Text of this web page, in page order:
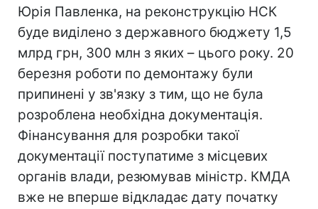
Юрія Павленка, на реконструкцію НСК
буде виділено з державного бюджету 1,5
млрд грн, 300 млн з яких – цього року. 20
березня роботи по демонтажу були
припинені у зв'язку з тим, що не була
розроблена необхідна документація.
Фінансування для розробки такої
документації поступатиме з місцевих
органів влади, резюмував міністр. КМДА
вже не вперше відкладає дату початку